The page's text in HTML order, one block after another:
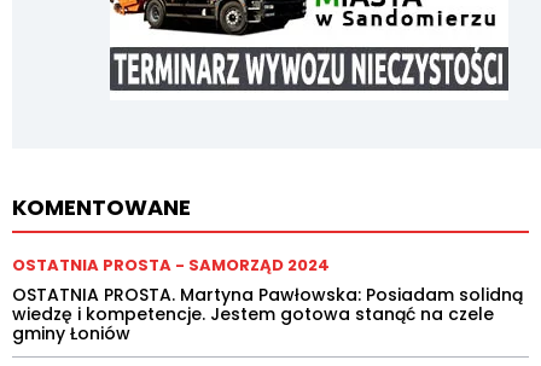
KOMENTOWANE
OSTATNIA PROSTA - SAMORZĄD 2024
OSTATNIA PROSTA. Martyna Pawłowska: Posiadam solidną
wiedzę i kompetencje. Jestem gotowa stanąć na czele
gminy Łoniów